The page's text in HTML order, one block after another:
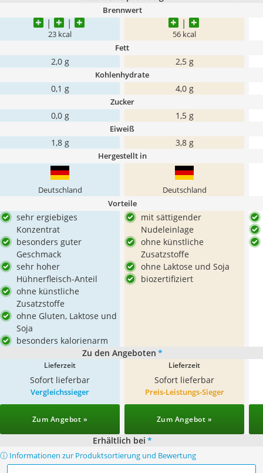
Brennwert
23 kcal 56 kcal
Fett
2,0 g 2,5 g
Kohlenhydrate
0,1 g 4,0 g
Zucker
0,0 g 1,5 g
Eiweiß
1,8 g 3,8 g
Hergestellt in
Deutschland Deutschland
Vorteile
sehr ergiebiges
Konzentrat
besonders guter
Geschmack
sehr hoher
Hühnerfleisch-Anteil
ohne künstliche
Zusatzstoffe
ohne Gluten, Laktose und
Soja
besonders kalorienarm
mit sättigender
Nudeleinlage
ohne künstliche
Zusatzstoffe
ohne Laktose und Soja
biozertifiziert
Zu den Angeboten *
Lieferzeit
Sofort lieferbar
Lieferzeit
Sofort lieferbar
Vergleichssieger
Zum Angebot »
Preis-Leistungs-Sieger
Zum Angebot »
Erhältlich bei *
ⓘ Informationen zur Produktsortierung und Bewertung